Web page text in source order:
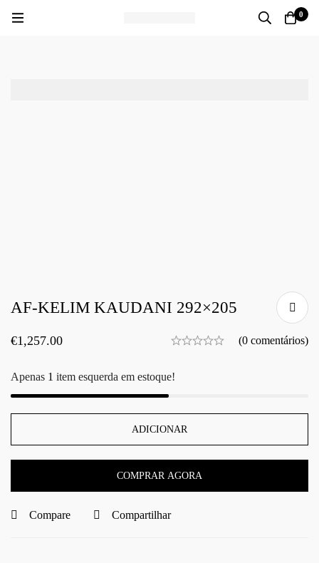
0
AF-KELIM KAUDANI 292×205
€1,257.00 (0 comentários)
Apenas 1 item esquerda em estoque!
ADICIONAR
COMPRAR AGORA
Compare Compartilhar